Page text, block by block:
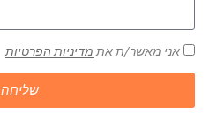
אני מאשר/ת את מדיניות הפרטיות
שליחה